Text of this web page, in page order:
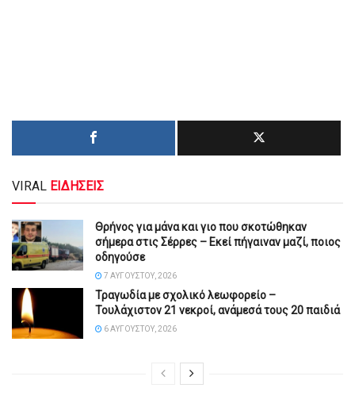
VIRAL ΕΙΔΗΣΕΙΣ
Θρήνος για μάνα και γιο που σκοτώθηκαν
σήμερα στις Σέρρες – Εκεί πήγαιναν μαζί, ποιος
οδηγούσε
7 ΑΥΓΟΎΣΤΟΥ, 2026
Τραγωδία με σχολικό λεωφορείο –
Τουλάχιστον 21 νεκροί, ανάμεσά τους 20 παιδιά
6 ΑΥΓΟΎΣΤΟΥ, 2026